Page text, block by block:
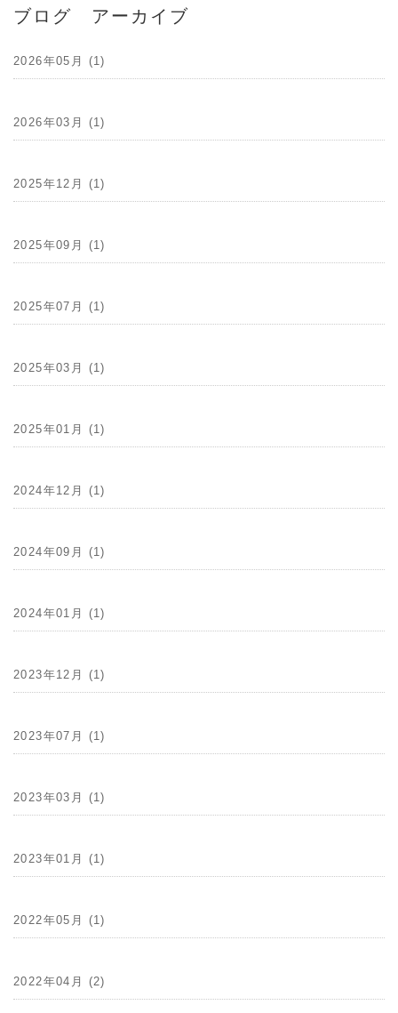
ブログ アーカイブ
2026年05月 (1)
2026年03月 (1)
2025年12月 (1)
2025年09月 (1)
2025年07月 (1)
2025年03月 (1)
2025年01月 (1)
2024年12月 (1)
2024年09月 (1)
2024年01月 (1)
2023年12月 (1)
2023年07月 (1)
2023年03月 (1)
2023年01月 (1)
2022年05月 (1)
2022年04月 (2)